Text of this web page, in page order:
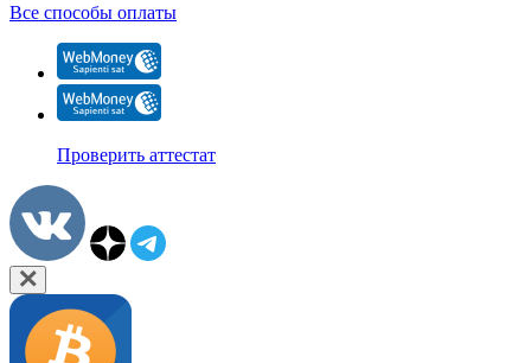
Все способы оплаты
Проверить аттестат